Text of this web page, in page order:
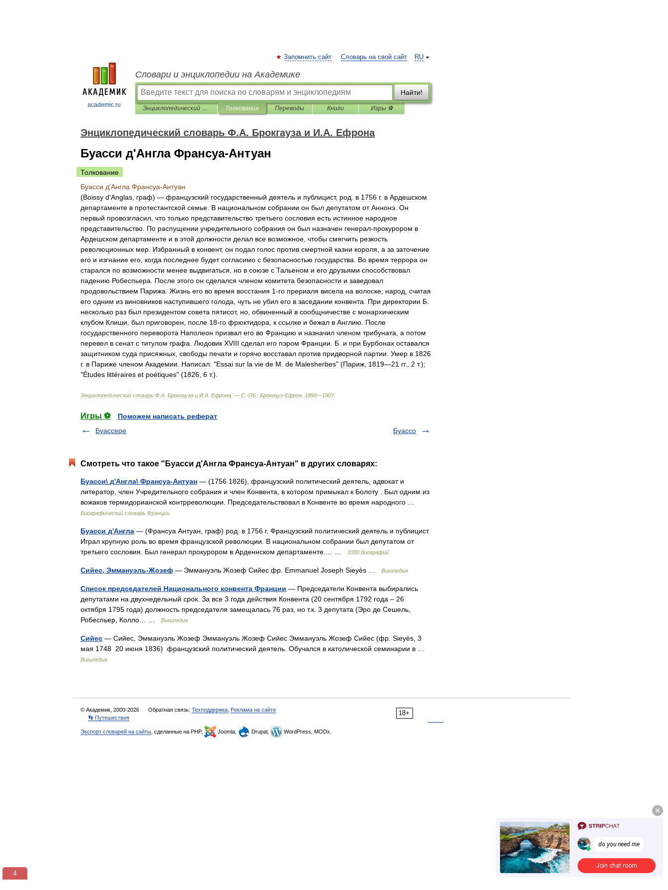
academic.ru
RU
Запомнить сайт Словарь на свой сайт
Словари и энциклопедии на Академике
Найти!
Энциклопедический словарь Ф.А. Брокгауза и И.А. Ефрона Толкования Переводы Книги Игры ⚽
Энциклопедический словарь Ф.А. Брокгауза и И.А. Ефрона
Буасси д'Англа Франсуа-Антуан
Толкование
Буасси д'Англа Франсуа-Антуан
(Boissy d'Anglas граф) — французский государственный деятель и публицист, род в 1756 г. в Ардешском
департаменте в протестантской семье В национальном собрании он был депутатом от Аннонэ Он
первый провозгласил что только представительство третьего сословия есть истинное народное
представительство По распущении учредительного собрания он был назначен генерал-прокурором в
Ардешском департаменте и в этой должности делал все возможное чтобы смягчить резкость
революционных мер Избранный в конвент, он подал голос против смертной казни короля а за заточение
его и изгнание его когда последнее будет согласимо с безопасностью государства Во время террора он
старался по возможности менее выдвигаться но в союзе с Тальеном и его друзьями способствовал
падению Робеспьера После этого он сделался членом комитета безопасности и заведовал
продовольствием Парижа Жизнь его во время восстания 1-го прериаля висела на волоске; народ считая
его одним из виновников наступившего голода чуть не убил его в заседании конвента При директории Б
несколько раз был президентом совета пятисот, но обвиненный в сообщничестве с монархическим
клубом Клиши был приговорен после 18-го фрюктидора к ссылке и бежал в Англию
После
государственного переворота Наполеон призвал его во Францию и назначил членом трибуната а потом
перевел в сенат с титулом графа Людовик XVIII сделал его пэром Франции Б и при Бурбонах оставался
защитником суда присяжных свободы печати и горячо восставал против придворной партии Умер в 1826
г. в Париже членом Академии Написал: "Essai sur la vie de M de Malesherbes" (Париж 1819—21 гг., 2 т.);
"Études littéraires et poétiques" (1826 6 т.).
Энциклопедический словарь Ф А Брокгауза и И А Ефрона . — С .-Пб. : Брокгауз-Ефрон 1890—1907.
Игры ⚽
Поможем написать реферат
Буассере
Буассо
Смотреть что такое "Буасси д'Англа Франсуа-Антуан" в других словарях:
Буасси\ д'Англа\ Франсуа-Антуан — (1756 1826), французский политический деятель, адвокат и
литератор, член Учредительного собрания и член Конвента, в котором примыкал к Болоту . Был одним из
вожаков термидорианской контрреволюции. Председательствовал в Конвенте во время народного …
Биографический словарь Франции
Буасси д'Англа — (Франсуа Антуан, граф) род. в 1756 г. Французский политический деятель и публицист.
Играл крупную роль во время французской революции. В национальном собрании был депутатом от
третьего сословия. Был генерал прокурором в Арденнском департаменте.… …
1000 биографий
Сийес, Эммануэль-Жозеф — Эммануэль Жозеф Сийес фр. Emmanuel Joseph Sieyès … Википедия
Список председателей Национального конвента Франции — Председатели Конвента выбирались
депутатами на двухнедельный срок. За все 3 года действия Конвента (20 сентября 1792 года – 26
октября 1795 года) должность председателя замещалась 76 раз, но т.к. 3 депутата (Эро де Сешель,
Робеспьер, Колло… …
Википедия
Сийес — Сийес, Эммануэль Жозеф Эммануэль Жозеф Сийес Эммануэль Жозеф Сийес (фр. Sieyès, 3
мая 1748 20 июня 1836) французский политический деятель. Обучался в католической семинарии в …
Википедия
18+
© Академик, 2000-2026 Обратная связь: Техподдержка Реклама на сайте
👣 Путешествия
Экспорт словарей на сайты , сделанные на PHP, Joomla, Drupal, WordPress, MODx.
3